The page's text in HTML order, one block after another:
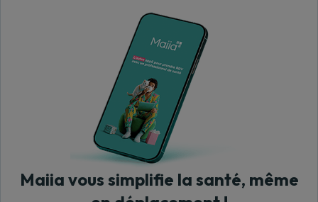
Trouver un pharmacie
Nos articles et informations
A propos de nous
Maiia vous simplifie la santé, même